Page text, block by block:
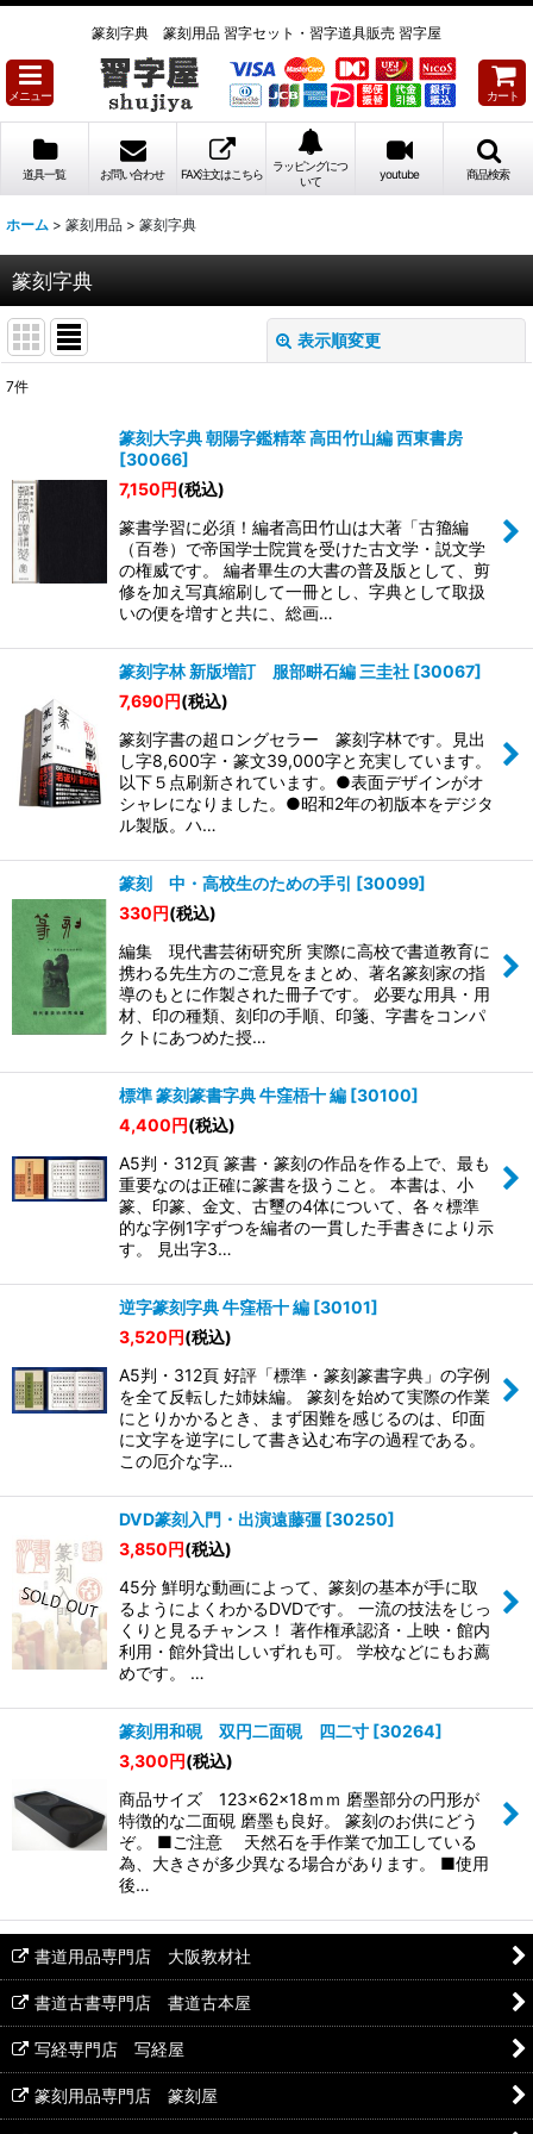
篆刻字典 篆刻用品 習字セット・習字道具販売 習字屋
メニュー カート
道具一覧 お問い合わせ FAX注文はこちら
ラッピングにつ
いて
youtube 商品検索
ホーム > 篆刻用品 > 篆刻字典
篆刻字典
表示順変更
絞り込む
7件
篆刻大字典 朝陽字鑑精萃 高田竹山編 西東書房
[30066]
7,150円(税込)
篆書学習に必須！編者高田竹山は大著「古籀編
（百巻）で帝国学士院賞を受けた古文学・説文学
の権威です。 編者畢生の大書の普及版として、剪
修を加え写真縮刷して一冊とし、字典として取扱
いの便を増すと共に、総画…
篆刻字林 新版増訂 服部畊石編 三圭社 [30067]
7,690円(税込)
篆刻字書の超ロングセラー 篆刻字林です。見出
し字8,600字・篆文39,000字と充実しています。
以下５点刷新されています。●表面デザインがオ
シャレになりました。●昭和2年の初版本をデジタ
ル製版。ハ…
篆刻 中・高校生のための手引 [30099]
330円(税込)
編集 現代書芸術研究所 実際に高校で書道教育に
携わる先生方のご意見をまとめ、著名篆刻家の指
導のもとに作製された冊子です。 必要な用具・用
材、印の種類、刻印の手順、印箋、字書をコンパ
クトにあつめた授…
標準 篆刻篆書字典 牛窪梧十 編 [30100]
4,400円(税込)
A5判・312頁 篆書・篆刻の作品を作る上で、最も
重要なのは正確に篆書を扱うこと。 本書は、小
篆、印篆、金文、古璽の4体について、各々標準
的な字例1字ずつを編者の一貫した手書きにより示
す。 見出字3…
逆字篆刻字典 牛窪梧十 編 [30101]
3,520円(税込)
A5判・312頁 好評「標準・篆刻篆書字典」の字例
を全て反転した姉妹編。 篆刻を始めて実際の作業
にとりかかるとき、まず困難を感じるのは、印面
に文字を逆字にして書き込む布字の過程である。
この厄介な字…
DVD篆刻入門・出演遠藤彊 [30250]
3,850円(税込)
45分 鮮明な動画によって、篆刻の基本が手に取
るようによくわかるDVDです。 一流の技法をじっ
くりと見るチャンス！ 著作権承認済・上映・館内
利用・館外貸出しいずれも可。 学校などにもお薦
めです。 …
篆刻用和硯 双円二面硯 四二寸 [30264]
3,300円(税込)
商品サイズ 123×62×18ｍｍ 磨墨部分の円形が
特徴的な二面硯 磨墨も良好。 篆刻のお供にどう
ぞ。 ■ご注意 天然石を手作業で加工している
為、大きさが多少異なる場合があります。 ■使用
後…
書道用品専門店 大阪教材社
書道古書専門店 書道古本屋
写経専門店 写経屋
篆刻用品専門店 篆刻屋